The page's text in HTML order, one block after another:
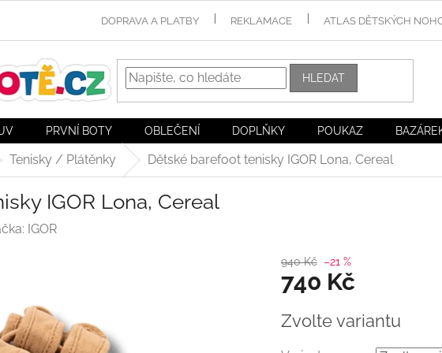
DOPRAVA A PLATBY REKLAMACE ATLAS DĚTSKÝCH
HLEDAT
PRVNÍ BOTY OBLEČENÍ DOPLŇKY POUKAZ
Tenisky / Plátěnky Dětské barefoot tenisky IGOR Lona, Cereal
IGOR Lona, Cereal
IGOR
940 Kč –21 %
740 Kč
cena:
Zvolte variantu